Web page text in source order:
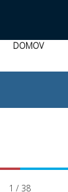
DOMOV
1 / 38